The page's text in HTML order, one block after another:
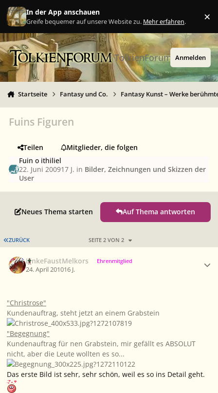
Zu Inhalt springen
In der App anschauen
Greife bequemer auf unsere Website zu. Mehr erfahren. ×
TolkienForum Anmelden
Startseite Fantasy und Co. Fantasy Kunst – Werke
Fuins Figuren
Teilen
Mitglieder, die folgen
Fuin o ithiliel
22. Juni 200917 J. in Bilder, Zeichnungen und Skizzen der
User
Neues Thema starten Auf Thema antworten
ERSTE SEITE
ZURÜCK SEITE 2 VON 2
LinkeFaustMelkors Ehrenmitglied
24. April 201016 J.
"Christrose"
Kundenauftrag, steht jetzt an einem Grabstein
"Begegnung"
Kundenauftrag für nen Grabstein, mir gefällt es ABSOLUT
nicht, aber die Leute wollten es so...
Das erste Bild ist sehr, sehr schön, weil es so ins Detail geht.